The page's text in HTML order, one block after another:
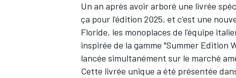
WEC
Un an après avoir arboré une livrée
ça pour l'édition 2025, et c'est une
Floride, les monoplaces de l'équipe
inspirée de la gamme "Summer Edition
lancée simultanément sur le marché
Cette livrée unique a été présentée